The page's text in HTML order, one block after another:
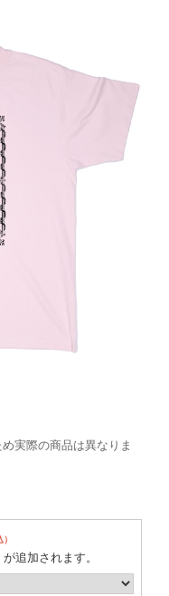
実際の商品は異なりま
追加されます。